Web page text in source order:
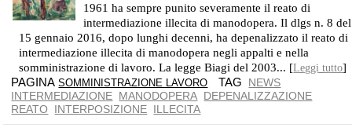
1961 ha sempre punito severamente il reato di
intermediazione illecita di manodopera. Il dlgs n. 8 del
15 gennaio 2016, dopo lunghi decenni, ha depenalizzato il reato di
intermediazione illecita di manodopera negli appalti e nella
somministrazione di lavoro. La legge Biagi del 2003... [Leggi tutto]
PAGINASOMMINISTRAZIONE LAVORO TAG NEWS
INTERMEDIAZIONE MANODOPERA DEPENALIZZAZIONE
REATO
INTERPOSIZIONE ILLECITA